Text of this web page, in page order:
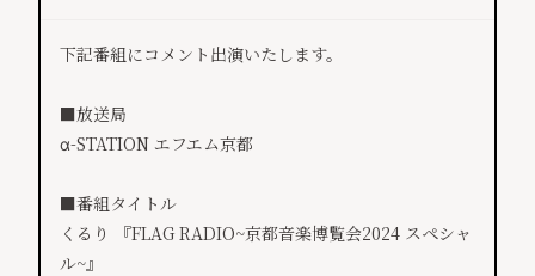
下記番組にコメント出演いたします。
■放送局
α-STATION エフエム京都
■番組タイトル
くるり 『FLAG RADIO~京都音楽博覧会2024 スペシャ
ル~』